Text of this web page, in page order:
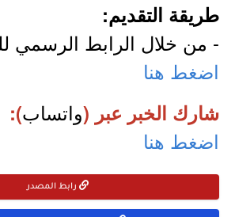
طريقة التقديم:
- من خلال الرابط الرسمي
اضغط هنا
شارك الخبر عبر (واتساب):
اضغط هنا
رابط المصدر